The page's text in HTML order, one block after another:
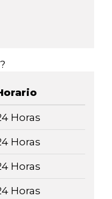
Horas
Horas
Horas
Horas